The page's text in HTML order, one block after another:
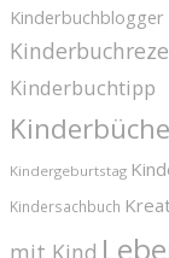
Kinderbuchblogger
Kinderbuchtipp
Kindergeburtstag
Kindersachbuch